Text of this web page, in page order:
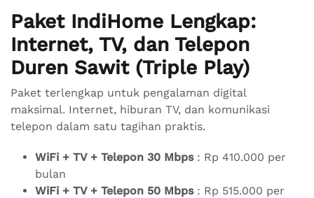
Paket IndiHome Lengkap:
Internet, TV, dan Telepon
Duren Sawit (Triple Play)
Paket terlengkap untuk pengalaman digital
maksimal. Internet, hiburan TV, dan komunikasi
telepon dalam satu tagihan praktis.
WiFi + TV + Telepon 30 Mbps: Rp 410.000 per
bulan
WiFi + TV + Telepon 50 Mbps: Rp 515.000 per